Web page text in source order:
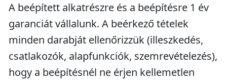
A beépített alkatrészre és a beépítésre 1 év
garanciát vállalunk. A beérkező tételek
minden darabját ellenőrizzük (illeszkedés,
csatlakozók, alapfunkciók, szemrevételezés),
hogy a beépítésnél ne érjen kellemetlen